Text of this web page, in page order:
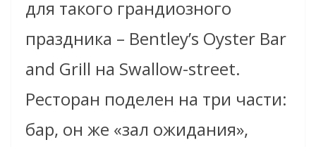
для такого грандиозного
праздника – Bentley’s Oyster Bar
and Grill на Swallow-street.
Ресторан поделен на три части:
бар, он же «зал ожидания»,